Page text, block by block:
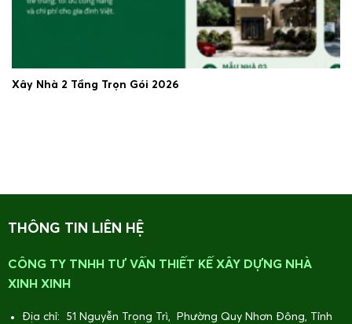
Xây Nhà 2 Tầng Trọn Gói 2026
THÔNG TIN LIÊN HỆ
CÔNG TY TNHH TƯ VẤN THIẾT KẾ XÂY DỰNG NHÀ
XINH XINH
Địa chỉ: 51 Nguyễn Trọng Trì, Phường Quy Nhơn Đông, Tỉnh